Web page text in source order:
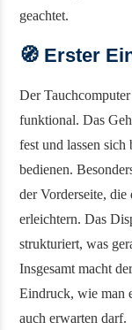
geachtet.
🧭 Erster
Der
funktional. Das
fest und lassen
bedienen.
der Vorderseite,
erleichtern. Das
strukturiert, was
Insgesamt macht
Eindruck, wie man
auch erwarten darf.